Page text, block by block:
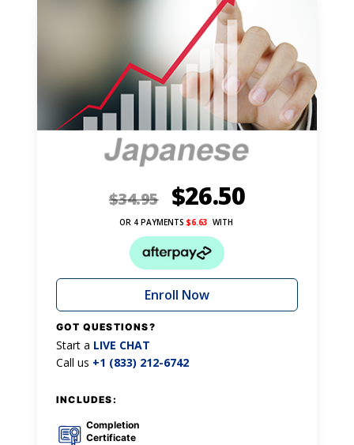
$34.95 $26.50
OR 4 PAYMENTS $6.63 WITH
Enroll Now
GOT QUESTIONS?
Start a LIVE CHAT
Call us +1 (833) 212-6742
INCLUDES:
Completion
Certificate